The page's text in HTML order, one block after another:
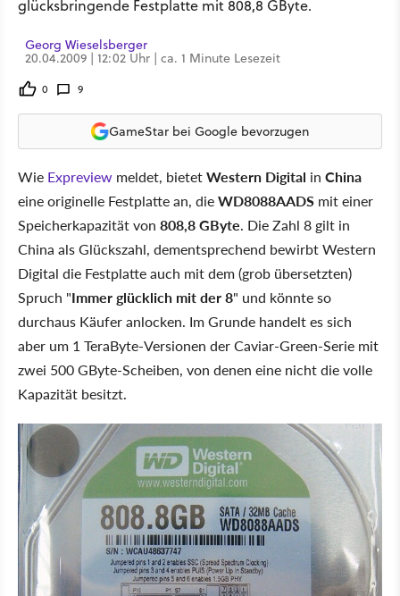
glücksbringende Festplatte mit 808,8 GByte.
Georg Wieselsberger
20.04.2009 | 12:02 Uhr | ca. 1 Minute Lesezeit
0 9
GameStar bei Google bevorzugen
Wie Expreview meldet, bietetWestern Digital in China
eine originelle Festplatte an, dieWD8088AADS mit einer
Speicherkapazität von 808,8 GByte. Die Zahl 8 gilt in
China als Glückszahl, dementsprechend bewirbt Western
Digital die Festplatte auch mit dem (grob übersetzten)
Spruch "Immer glücklich mit der 8" und könnte so
durchaus Käufer anlocken. Im Grunde handelt es sich
aber um 1 TeraByte-Versionen der Caviar-Green-Serie mit
zwei 500 GByte-Scheiben, von denen eine nicht die volle
Kapazität besitzt.